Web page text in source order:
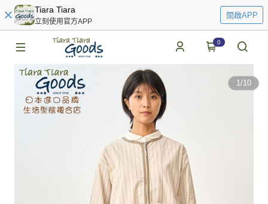
Tiara Tiara
立刻使用官方APP
開啟APP
0
1/10